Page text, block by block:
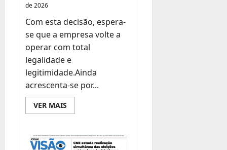
de 2026
Com esta decisão, espera-
se que a empresa volte a
operar com total
legalidade e
legitimidade.Ainda
acrescenta-se por...
VER MAIS
mais
da
Zambézia
investe